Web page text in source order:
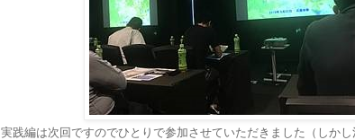
実践編は次回ですのでひとりで参加させていただきました（しかし